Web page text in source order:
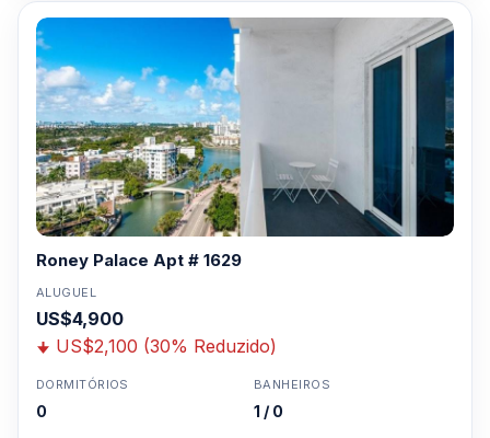
Roney Palace Apt # 1629
ALUGUEL
US$4,900
US$2,100 (30% Reduzido)
DORMITÓRIOS
0
BANHEIROS
1 / 0